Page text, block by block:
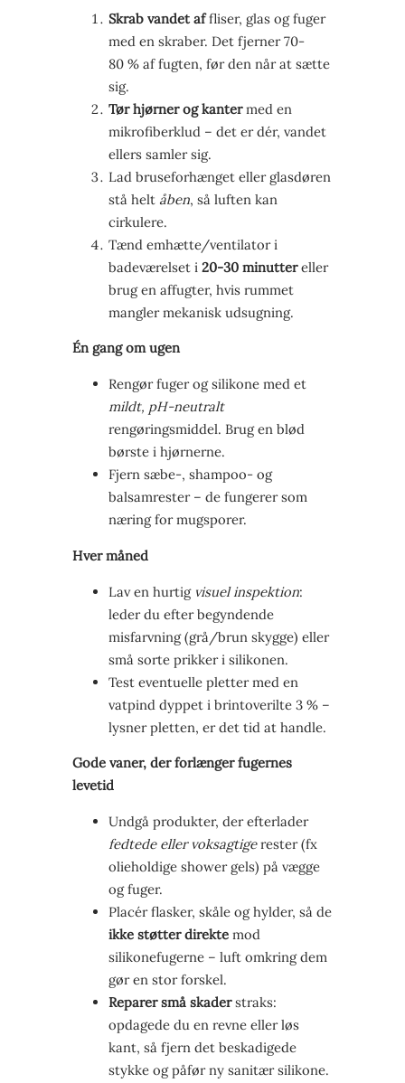
Skrab vandet affliser, glas og fuger
med en skraber. Det fjerner 70-
80 % af fugten, før den når at sætte
sig.
Tør hjørner og kantermed en
mikrofiberklud – det er dér, vandet
ellers samler sig.
Lad bruseforhænget eller glasdøren
stå helt åben, så luften kan
cirkulere.
Tænd emhætte/ventilator i
badeværelset i 20-30 minuttereller
brug en affugter, hvis rummet
mangler mekanisk udsugning.
Én gang om ugen
Rengør fuger og silikone med et
mildt, pH-neutralt
rengøringsmiddel. Brug en blød
børste i hjørnerne.
Fjern sæbe-, shampoo- og
balsamrester – de fungerer som
næring for mugsporer.
Hver måned
Lav en hurtig visuel inspektion:
leder du efter begyndende
misfarvning (grå/brun skygge) eller
små sorte prikker i silikonen.
Test eventuelle pletter med en
vatpind dyppet i brintoverilte 3 % –
lysner pletten, er det tid at handle.
Gode vaner, der forlænger fugernes
levetid
Undgå produkter, der efterlader
fedtede eller voksagtigerester (fx
olieholdige shower gels) på vægge
og fuger.
Placér flasker, skåle og hylder, så de
ikke støtter direkte mod
silikonefugerne – luft omkring dem
gør en stor forskel.
Reparer små skaderstraks:
opdagede du en revne eller løs
kant, så fjern det beskadigede
stykke og påfør ny sanitær silikone.